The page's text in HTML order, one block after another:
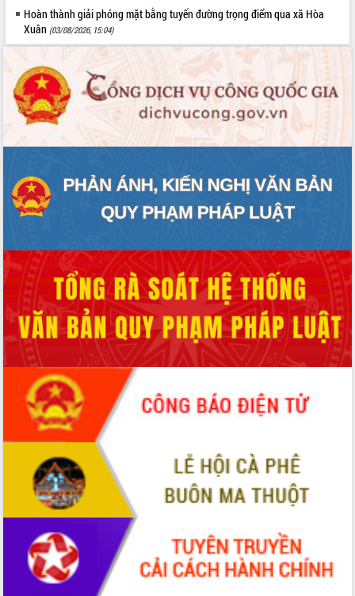
Hoàn thành giải phóng mặt bằng tuyến đường trọng điểm qua xã Hòa
Xuân (03/08/2026, 15:04)